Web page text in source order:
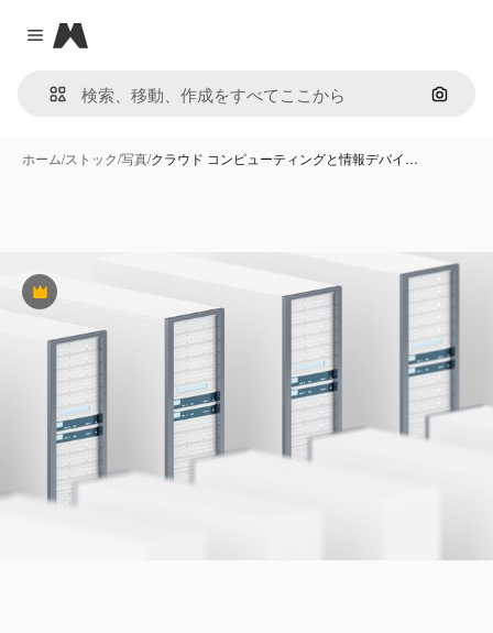
Close menu
Magnific
画像で
ホーム/ストック/写真/クラウド コンピューティングと情報デバイ…
Premium